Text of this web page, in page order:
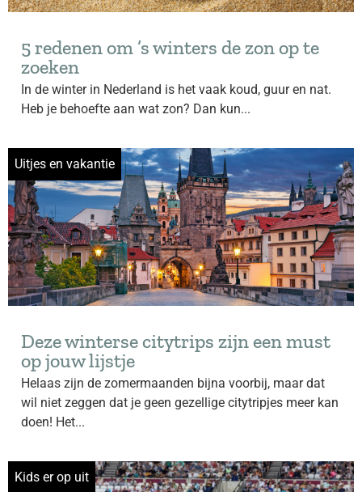
5 redenen om ’s winters de zon op te
zoeken
In de winter in Nederland is het vaak koud, guur en nat.
Heb je behoefte aan wat zon? Dan kun...
Uitjes en vakantie
Deze winterse citytrips zijn een must
op jouw lijstje
Helaas zijn de zomermaanden bijna voorbij, maar dat
wil niet zeggen dat je geen gezellige citytripjes meer kan
doen! Het...
Kids er op uit